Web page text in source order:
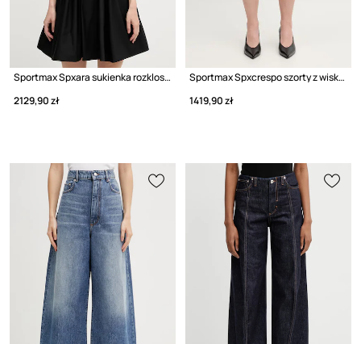
Sportmax Spxara sukienka rozkloszowana gładka bawełniana
2129,90 zł
Sportmax Spxcrespo szorty z wiskozy damskie
1419,90 zł